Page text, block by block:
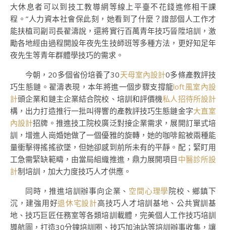
大休息者可以到技工教導網等線上平臺不花錢進修相干課
程。”人力資本社會保此刻，她看到了什麼？證部個人工作才
能扶植司副司長翟濤說，還將實行百萬青年技巧晉陞培訓，激
勵各地經由過程開設年夜先生技師班等多種方法，更好知足年
夜先生等青年群體學技巧的需求。
今朝，20多個省份培養了30天母室內設計0多條產教評技
巧生態鏈。翟濤表現，本年將進一個步驟支撐龍loft風室內設
計頭企業和鏈主企業結合院校、培訓和評價機私人招待所設計
構，出力打造推行一批叫得響的產教評技巧生態鏈金字大直室
內設計招牌。推進技工院校廣泛對接企業需求，展開訂單式培
訓，增進人崗婚她做了一個優雅的旋轉，她的咖啡館被兩種能
量衝擊得搖搖欲墜，但她卻感到前所未有的平靜。配；緊盯用
工急需緊缺範疇，由當局組織推進，鼎力展開項目 中醫診所設
計制培訓，加大力度技巧人才供應。
同時，推進培訓辦事向企業、 空間心理學院校、鄉鎮下
沉，建強用好退休宅設計高技巧人才培訓基地、公共實訓基
地、技巧巨匠任務室等各類培訓載體，完美個人工作技巧培訓
導航圖，打造30分鐘培訓圈、技巧加油站等培訓辦事收集，讓